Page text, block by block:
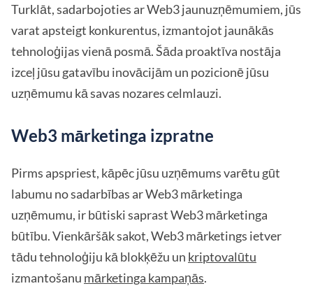
Turklāt, sadarbojoties ar Web3 jaunuzņēmumiem, jūs
varat apsteigt konkurentus, izmantojot jaunākās
tehnoloģijas vienā posmā. Šāda proaktīva nostāja
izceļ jūsu gatavību inovācijām un pozicionē jūsu
uzņēmumu kā savas nozares celmlauzi.
Web3 mārketinga izpratne
Pirms apspriest, kāpēc jūsu uzņēmums varētu gūt
labumu no sadarbības ar Web3 mārketinga
uzņēmumu, ir būtiski saprast Web3 mārketinga
būtību. Vienkāršāk sakot, Web3 mārketings ietver
tādu tehnoloģiju kā blokķēžu un kriptovalūtu
izmantošanu mārketinga kampaņās.